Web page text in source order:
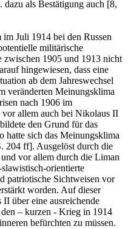
dazu als Bestätigung auch [8,
Juli 1914 bei den Russen
militärische
zwischen 1905 und 1913 nicht
hingewiesen, dass eine
ab dem Jahreswechsel
veränderten Meinungsklima
nach 1906 im
allem auch bei Nikolaus II
den Grund für das
hatte sich das Meinungsklima
204 ff]. Ausgelöst durch die
vor allem durch die Liman
orientierte
patriotische Sichtweisen vor
worden. Auf dieser
über eine ausreichende
– kurzen - Krieg in 1914
befürchten zu müssen.